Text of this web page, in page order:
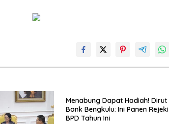
Menabung Dapat Hadiah! Dirut
Bank Bengkulu: Ini Panen Rejeki
BPD Tahun Ini